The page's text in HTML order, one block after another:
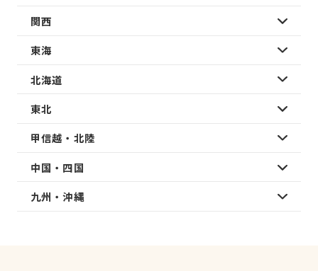
関西
東海
北海道
東北
甲信越・北陸
中国・四国
九州・沖縄